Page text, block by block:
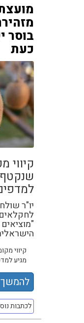
בוסר
כעת
קיווי
יו"ר
קיווי
מגיע
לכתבות